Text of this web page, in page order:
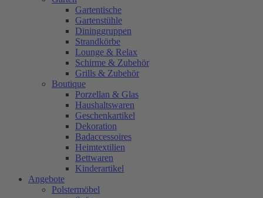
Gartentische
Gartenstühle
Dininggruppen
Strandkörbe
Lounge & Relax
Schirme & Zubehör
Grills & Zubehör
Boutique
Porzellan & Glas
Haushaltswaren
Geschenkartikel
Dekoration
Badaccessoires
Heimtextilien
Bettwaren
Kinderartikel
Angebote
Polstermöbel